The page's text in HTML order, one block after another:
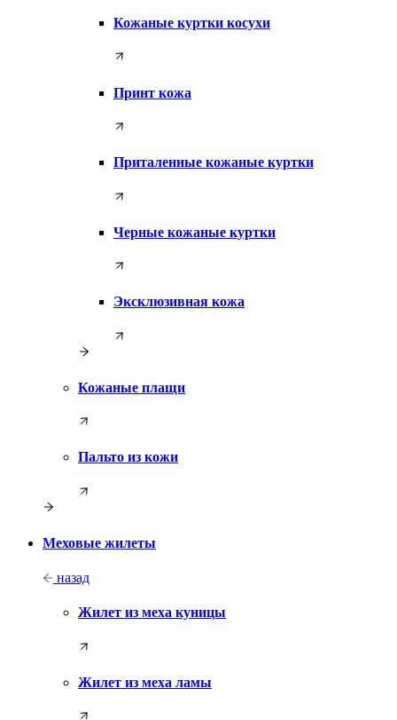
Кожаные куртки косухи
Принт кожа
Приталенные кожаные куртки
Черные кожаные куртки
Эксклюзивная кожа
Кожаные плащи
Пальто из кожи
Меховые жилеты
назад
Жилет из меха куницы
Жилет из меха ламы